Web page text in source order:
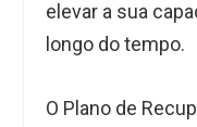
elevar a sua
longo do tempo.
O Plano de